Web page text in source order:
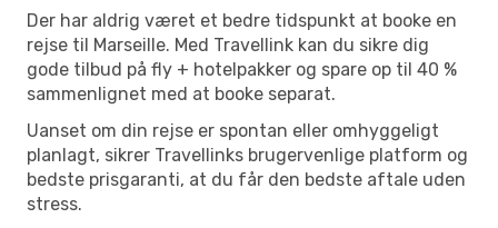
Der har aldrig været et bedre tidspunkt at booke en
rejse til Marseille. Med Travellink kan du sikre dig
gode tilbud på fly + hotelpakker og spare op til 40 %
sammenlignet med at booke separat.
Uanset om din rejse er spontan eller omhyggeligt
planlagt, sikrer Travellinks brugervenlige platform og
bedste prisgaranti, at du får den bedste aftale uden
stress.